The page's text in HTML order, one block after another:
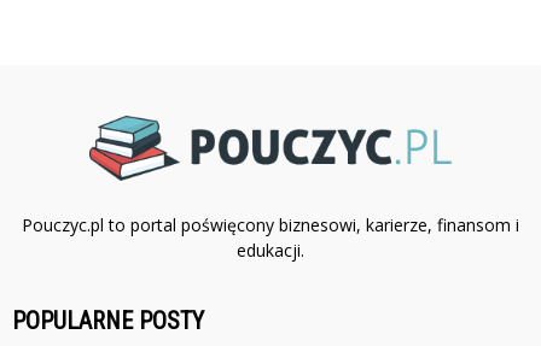
Pouczyc.pl to portal poświęcony biznesowi, karierze, finansom i
edukacji.
POPULARNE POSTY